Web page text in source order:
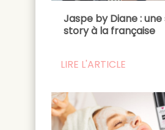
Jaspe by Diane :
story à la française
LIRE L'ARTICLE